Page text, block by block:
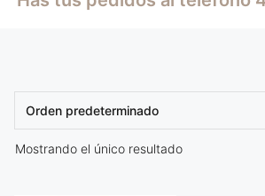
Mostrando el único resultado